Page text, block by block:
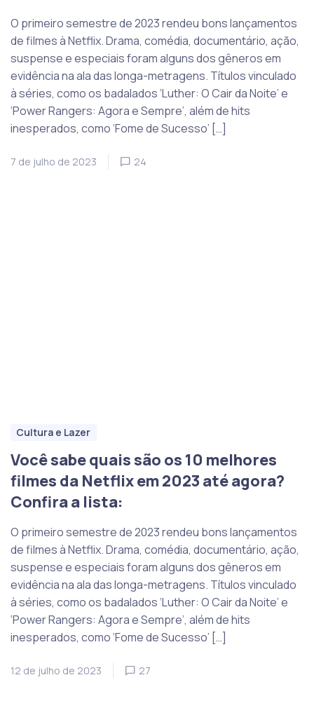
O primeiro semestre de 2023 rendeu bons lançamentos
de filmes à Netflix. Drama, comédia, documentário, ação,
suspense e especiais foram alguns dos gêneros em
evidência na ala das longa-metragens. Títulos vinculado
à séries, como os badalados ‘Luther: O Cair da Noite’ e
‘Power Rangers: Agora e Sempre’, além de hits
inesperados, como ‘Fome de Sucesso’ […]
7 de julho de 2023 24
Cultura e Lazer
Você sabe quais são os 10 melhores
filmes da Netflix em 2023 até agora?
Confira a lista:
O primeiro semestre de 2023 rendeu bons lançamentos
de filmes à Netflix. Drama, comédia, documentário, ação,
suspense e especiais foram alguns dos gêneros em
evidência na ala das longa-metragens. Títulos vinculado
à séries, como os badalados ‘Luther: O Cair da Noite’ e
‘Power Rangers: Agora e Sempre’, além de hits
inesperados, como ‘Fome de Sucesso’ […]
12 de julho de 2023 27